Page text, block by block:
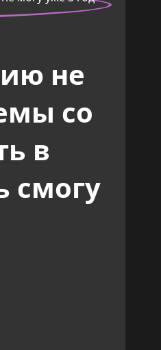
не
со
в
смогу